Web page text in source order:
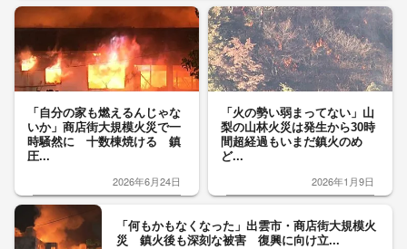
「自分の家も燃えるんじゃな
いか」商店街大規模火災で一
時騒然に 十数棟焼ける 鎮
圧...
2026年6月24日
「火の勢い弱まってない」山
梨の山林火災は発生から30時
間超経過もいまだ鎮火のめ
ど...
2026年1月9日
「何もかもなくなった」出雲市・商店街大規模火
災 鎮火後も深刻な被害 復興に向け立...